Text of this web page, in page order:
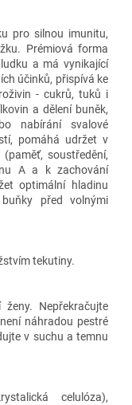
pro silnou imunitu,
Prémiová forma
a má vynikající
účinků, přispívá ke
- cukrů, tuků i
a dělení buněk,
nabírání svalové
pomáhá udržet v
soustředění,
A a k zachování
optimální hladinu
před volnými
tekutiny.
Nepřekračujte
náhradou pestré
v suchu a temnu
celulóza),